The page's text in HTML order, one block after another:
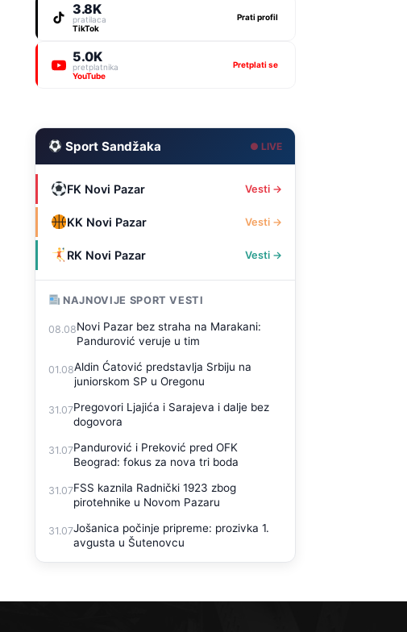
3.8K
pratilaca
TikTok
Prati profil
5.0K
pretplatnika
YouTube
Pretplati se
Sport Sandžaka ● LIVE
FK Novi Pazar Vesti →
KK Novi Pazar Vesti →
RK Novi Pazar Vesti →
NAJNOVIJE SPORT VESTI
08.08Novi Pazar bez straha na Marakani:
Pandurović veruje u tim
01.08Aldin Ćatović predstavlja Srbiju na
juniorskom SP u Oregonu
31.07Pregovori Ljajića i Sarajeva i dalje bez
dogovora
31.07Pandurović i Preković pred OFK
Beograd: fokus za nova tri boda
31.07FSS kaznila Radnički 1923 zbog
pirotehnike u Novom Pazaru
31.07Jošanica počinje pripreme: prozivka 1.
avgusta u Šutenovcu